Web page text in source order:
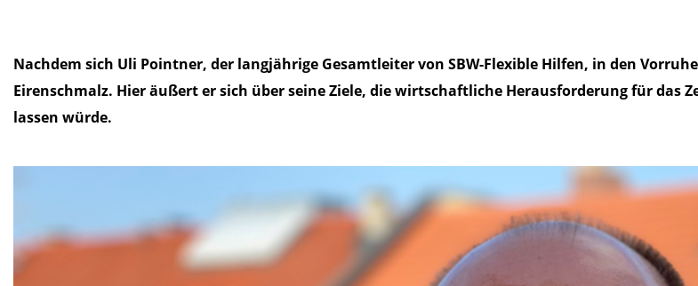
Nachdem sich Uli Pointner, der langjährige Gesamtleiter von SBW-Flexible Hilfen, in den
Eirenschmalz. Hier äußert er sich über seine Ziele, die wirtschaftliche Herausforderung für das
lassen würde.